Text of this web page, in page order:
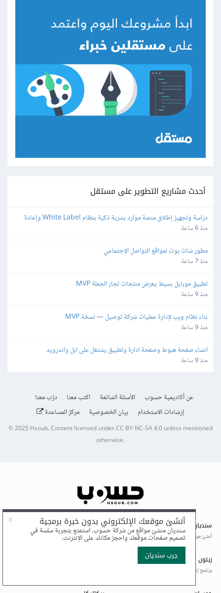
أحدث مشاريع التطوير على مستقل
البيع
منذ 6 ساعة
مطور شات بوت لمواقع التواصل الإجتماعي
منذ 7 ساعة
تطبيق موبايل بسيط يعرض منتجات تجار الجملة MVP
منذ 9 ساعة
بناء نظام ويب لإدارة عمليات شركة توصيل — نسخة MVP
منذ 9 ساعة
انشاء صفحة هبوط وصفحة ادارة وتطبيق يشتغل على ابل واندرويد
منذ 9 ساعة
عن أكاديمية حسوب الأسئلة الشائعة اكتب معنا
درّب معنا
إرشادات الاستخدام
بيان الخصوصية مركز المساعدة
© 2025 Hsoub.Content licensed underCC BY-NC-SA 4.0unless mentioned
otherwise.